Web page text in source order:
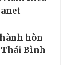
hòn
Thái Bình